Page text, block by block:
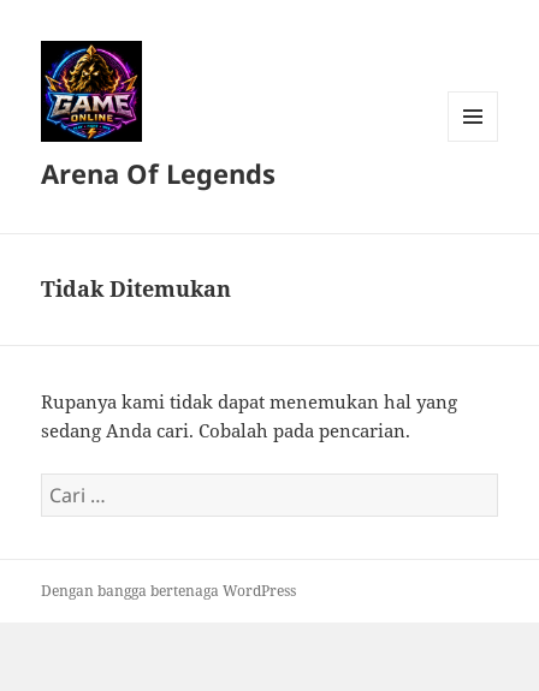
Arena Of Legends
Tidak Ditemukan
Rupanya kami tidak dapat menemukan hal yang
sedang Anda cari. Cobalah pada pencarian.
Cari
untuk:
Dengan bangga bertenaga WordPress